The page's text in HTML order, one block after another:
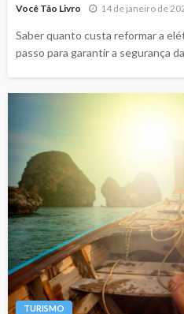
Você Tão Livro 14 de janeiro de
Saber quanto custa reformar a
passo para garantir a segurança
TURISMO